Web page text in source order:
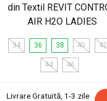
din Textil REVIT
AIR H2O LADIES
34 36 38 40 42
44 46
Livrare Gratuită, 1-3 zile